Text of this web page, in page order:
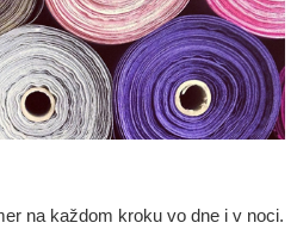
na každom kroku vo dne i v noci.